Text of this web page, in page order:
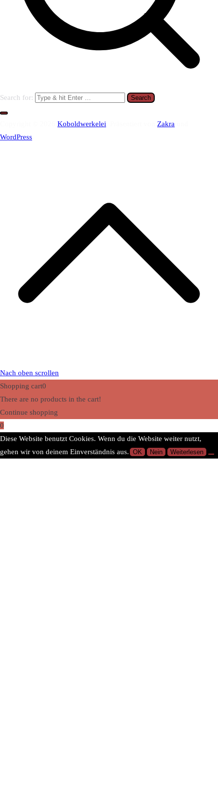
Search for:
Koboldwerkelei Zakra
WordPress
Nach oben scrollen
Shopping cart0
There are no products in the cart!
Continue shopping
0
Diese Website benutzt Cookies. Wenn du die Website weiter nutzt,
gehen wir von deinem Einverständnis aus. OK Nein Weiterlesen